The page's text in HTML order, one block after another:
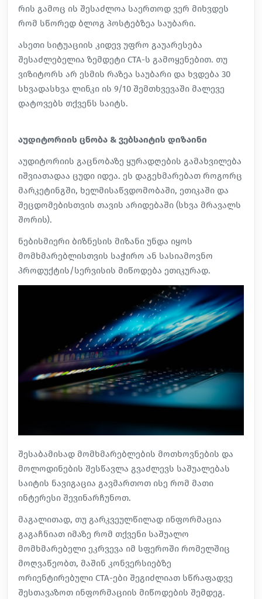
რის გამოც ის შესაძლოა საერთოდ ვერ მიხვდეს
რომ სწორედ ბლოგ პოსტებზეა საუბარი.
ასეთი სიტუაციის კიდევ უფრო გაუარესება
შესაძლებელია ზემდეტი CTA-ს გამოყენებით. თუ
ვიზიტორს არ ესმის რაზეა საუბარი და ხვდება 30
სხვადასხვა ლინკი ის 9/10 შემთხვევაში მალევე
დატოვებს თქვენს საიტს.
აუდიტორიის ცნობა & ვებსაიტის დიზაინი
აუდიტორიის გაცნობაზე ყურადღების გამახვილება
იშვიათადაა ცუდი იდეა. ეს დაგეხმარებათ როგორც
მარკეტინგში, ხელმისაწვდომობაში, ეთიკაში და
შეცდომებისთვის თავის არიდებაში (სხვა მრავალს
შორის).
ნებისმიერი ბიზნესის მიზანი უნდა იყოს
მომხმარებლისთვის საჭირო ან სასიამოვნო
პროდუქტის/სერვისის მიწოდება ეთიკურად.
შესაბამისად მომხმარებლების მოთხოვნების და
მოლოდინების შესწავლა გვაძლევს საშუალებას
საიტის ნავიგაცია გავმართოთ ისე რომ მათი
ინტერესი შევინარჩუნოთ.
მაგალითად, თუ გარკვეულწილად ინფორმაცია
გაგაჩნიათ იმაზე რომ თქვენი საშუალო
მომხმარებელი ეკრვევა იმ სფეროში რომელშიც
მოღვაწეობთ, მაშინ კონვერსიებზე
ორიენტირებული CTA-ები შეგიძლიათ სწრაფადვე
შესთავაზოთ ინფორმაციის მიწოდების შემდეგ.